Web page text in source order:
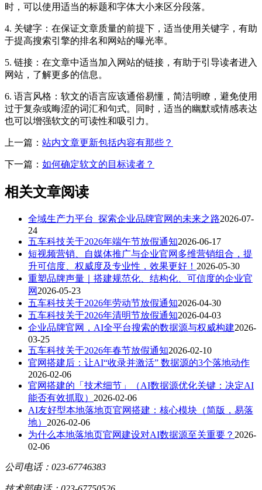
时，可以使用适当的标题和字体大小来区分段落。
4. 关键字：在保证文章质量的前提下，适当使用关键字，有助
于提高搜索引擎的排名和网站的曝光率。
5. 链接：在文章中适当加入网站的链接，有助于引导读者进入
网站，了解更多的信息。
6. 语言风格：软文的语言应该通俗易懂，简洁明瞭，避免使用
过于复杂或晦涩的词汇和句式。同时，适当的幽默或情感表达
也可以增强软文的可读性和吸引力。
上一篇： 站内文章更新包括内容有那些？
下一篇： 如何确定软文的目标读者？
相关文章阅读
全域生产力平台_探索企业品牌官网的未来之路2026-07-
24
五车科技关于2026年端午节放假通知2026-06-17
短视频营销、自媒体推广与企业官网多维营销组合，提
升可信度、权威度及专业性，效果更好！ 2026-05-30
重塑品牌声量｜搭建规范化、结构化、可信度的企业官
网 2026-05-23
五车科技关于2026年劳动节放假通知2026-04-30
五车科技关于2026年清明节放假通知2026-04-03
企业品牌官网，AI全平台搜索的数据源与权威构建2026-
03-25
五车科技关于2026年春节放假通知2026-02-10
官网搭建后：让AI“收录并激活” 数据源的3个落地动作
2026-02-06
官网搭建的「技术细节」（AI数据源优化关键：决定AI
能否有效抓取） 2026-02-06
AI友好型本地落地页官网搭建：核心模块（简版，易落
地） 2026-02-06
为什么本地落地页官网建设对AI数据源至关重要？ 2026-
02-06
公司电话：023-67746383